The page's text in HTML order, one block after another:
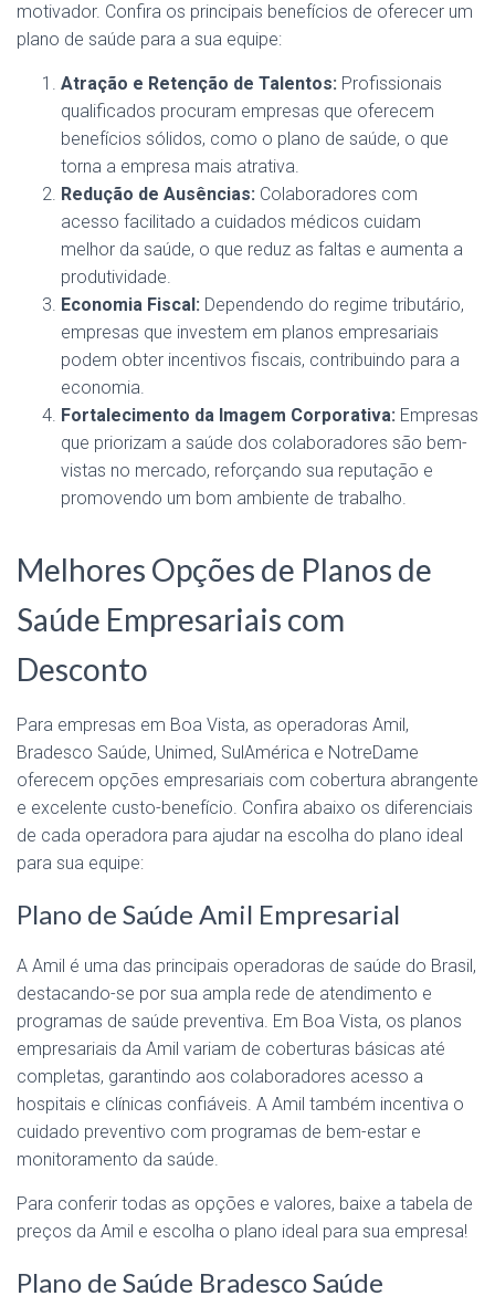
motivador. Confira os principais benefícios de oferecer um
plano de saúde para a sua equipe:
Atração e Retenção de Talentos: Profissionais
qualificados procuram empresas que oferecem
benefícios sólidos, como o plano de saúde, o que
torna a empresa mais atrativa.
Redução de Ausências: Colaboradores com
acesso facilitado a cuidados médicos cuidam
melhor da saúde, o que reduz as faltas e aumenta a
produtividade.
Economia Fiscal: Dependendo do regime tributário,
empresas que investem em planos empresariais
podem obter incentivos fiscais, contribuindo para a
economia.
Fortalecimento da Imagem Corporativa: Empresas
que priorizam a saúde dos colaboradores são bem-
vistas no mercado, reforçando sua reputação e
promovendo um bom ambiente de trabalho.
Melhores Opções de Planos de
Saúde Empresariais com
Desconto
Para empresas em Boa Vista, as operadoras Amil,
Bradesco Saúde, Unimed, SulAmérica e NotreDame
oferecem opções empresariais com cobertura abrangente
e excelente custo-benefício. Confira abaixo os diferenciais
de cada operadora para ajudar na escolha do plano ideal
para sua equipe:
Plano de Saúde Amil Empresarial
A Amil é uma das principais operadoras de saúde do Brasil,
destacando-se por sua ampla rede de atendimento e
programas de saúde preventiva. Em Boa Vista, os planos
empresariais da Amil variam de coberturas básicas até
completas, garantindo aos colaboradores acesso a
hospitais e clínicas confiáveis. A Amil também incentiva o
cuidado preventivo com programas de bem-estar e
monitoramento da saúde.
Para conferir todas as opções e valores, baixe a tabela de
preços da Amil e escolha o plano ideal para sua empresa!
Plano de Saúde Bradesco Saúde